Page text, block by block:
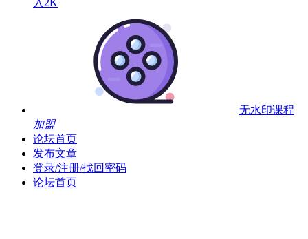
入2K
无水印课程
加盟
论坛首页
发布文章
登录/注册/找回密码
论坛首页